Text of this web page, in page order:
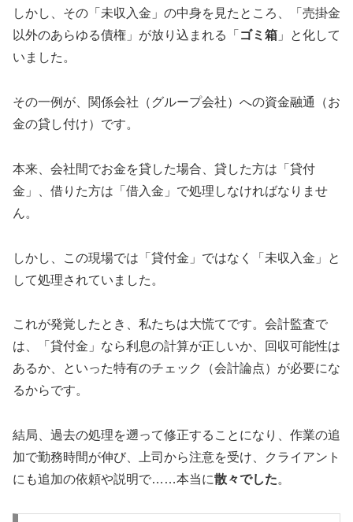
しかし、その「未収入金」の中身を見たところ、「売掛金
以外のあらゆる債権」が放り込まれる「 ゴミ箱 」と化して
いました。
その一例が、関係会社（グループ会社）への資金融通（お
金の貸し付け）です。
本来、会社間でお金を貸した場合、貸した方は「貸付
金」、借りた方は「借入金」で処理しなければなりませ
ん。
しかし、この現場では「貸付金」ではなく「未収入金」と
して処理されていました。
これが発覚したとき、私たちは大慌てです。会計監査で
は、「貸付金」なら利息の計算が正しいか、回収可能性は
あるか、といった特有のチェック（会計論点）が必要にな
るからです。
結局、過去の処理を遡って修正することになり、作業の追
加で勤務時間が伸び、上司から注意を受け、クライアント
にも追加の依頼や説明で……本当に散々でした。